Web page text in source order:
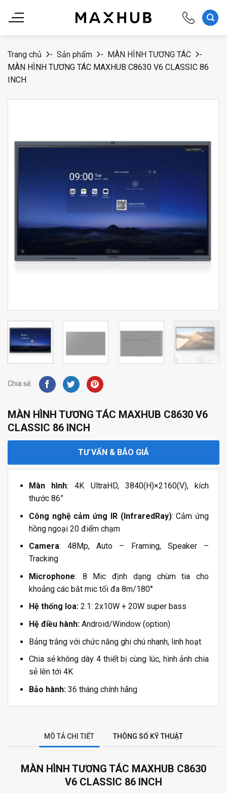
đến
Trang chủ
- Sản phẩm - MÀN HÌNH TƯƠNG TÁC
-
MÀN HÌNH TƯƠNG TÁC MAXHUB C8630 V6 CLASSIC 86
INCH
Chia sẻ:
MÀN HÌNH TƯƠNG TÁC MAXHUB C8630 V6
CLASSIC 86 INCH
TƯ VẤN & BÁO GIÁ
Màn hình: 4K UltraHD, 3840(H)×2160(V), kích
thước 86”
Công nghệ cảm ứng IR (InfraredRay): Cảm ứng
hồng ngoại 20 điểm chạm
Camera: 48Mp, Auto – Framing, Speaker –
Tracking
Microphone: 8 Mic định dạng chùm tia cho
khoảng các bắt mic tối đa 8m/180°
Hệ thống loa:2.1: 2x10W + 20W super bass
Hệ điều hành:Android/Window (option)
Bảng trắng với chức năng ghi chú nhanh, linh hoạt
Chia sẻ không dây 4 thiết bị cùng lúc, hình ảnh chia
sẻ lên tới 4K
Bảo hành: 36 tháng chính hãng
MÔ TẢ CHI TIẾT THÔNG SỐ KỸ THUẬT
MÀN HÌNH TƯƠNG TÁC MAXHUB C8630
V6 CLASSIC 86 INCH